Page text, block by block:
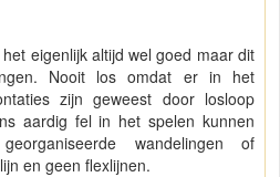
eigenlijk altijd wel goed maar dit
Nooit los omdat er in het
zijn geweest door losloop
aardig fel in het spelen kunnen
wandelingen of
en geen flexlijnen.